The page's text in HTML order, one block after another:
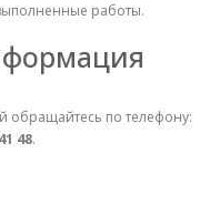
работы.
обращайтесь по телефону:
48.